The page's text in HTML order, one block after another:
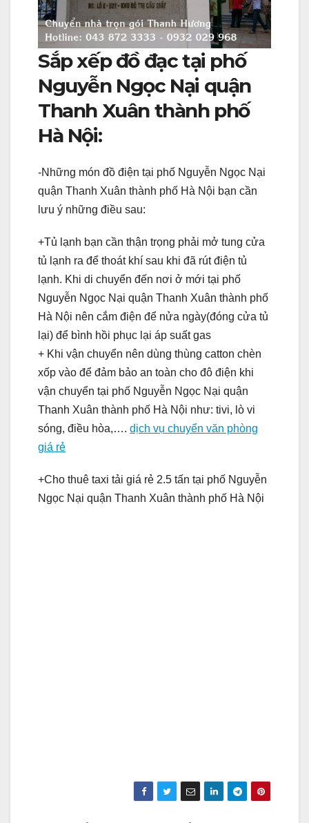
Sắp xếp đồ đạc tại phố
Nguyễn Ngọc Nại quận
Thanh Xuân thành phố
Hà Nội:
-Những món đồ điện tại phố Nguyễn Ngọc Nại
quận Thanh Xuân thành phố Hà Nội bạn cần
lưu ý những điều sau:
+Tủ lạnh bạn cần thận trọng phải mở tung cửa
tủ lạnh ra để thoát khí sau khi đã rút điện tủ
lạnh. Khi di chuyển đến nơi ở mới tại phố
Nguyễn Ngọc Nại quận Thanh Xuân thành phố
Hà Nội nên cắm điện để nửa ngày(đóng cửa tủ
lại) để bình hồi phục lại áp suất gas
+ Khi vận chuyển nên dùng thùng catton chèn
xốp vào để đảm bảo an toàn cho đô điện khi
vận chuyển tại phố Nguyễn Ngọc Nại quận
Thanh Xuân thành phố Hà Nội như: tivi, lò vi
sóng, điều hòa,…. dịch vụ chuyển văn phòng
giá rẻ
+Cho thuê taxi tải giá rẻ 2.5 tấn tại phố Nguyễn
Ngọc Nại quận Thanh Xuân thành phố Hà Nội